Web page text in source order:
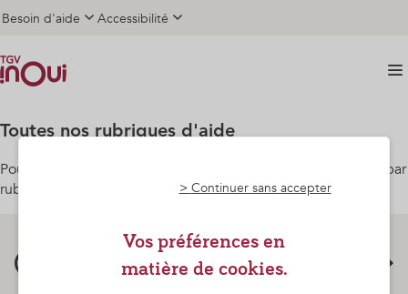
> Continuer sans accepter
Vos préférences en
matière de cookies.
Aller au contenu principal
Aller au pied de page
Aller aux cookies
Besoin d'aide Accessibilité
Accueil Questions Fréquentes
Questions Fréquentes
Toutes nos rubriques d'aide
Pour simplifier votre recherche, vos questions sont classées par
rubrique.
Mon compte client et mes données
personnelles